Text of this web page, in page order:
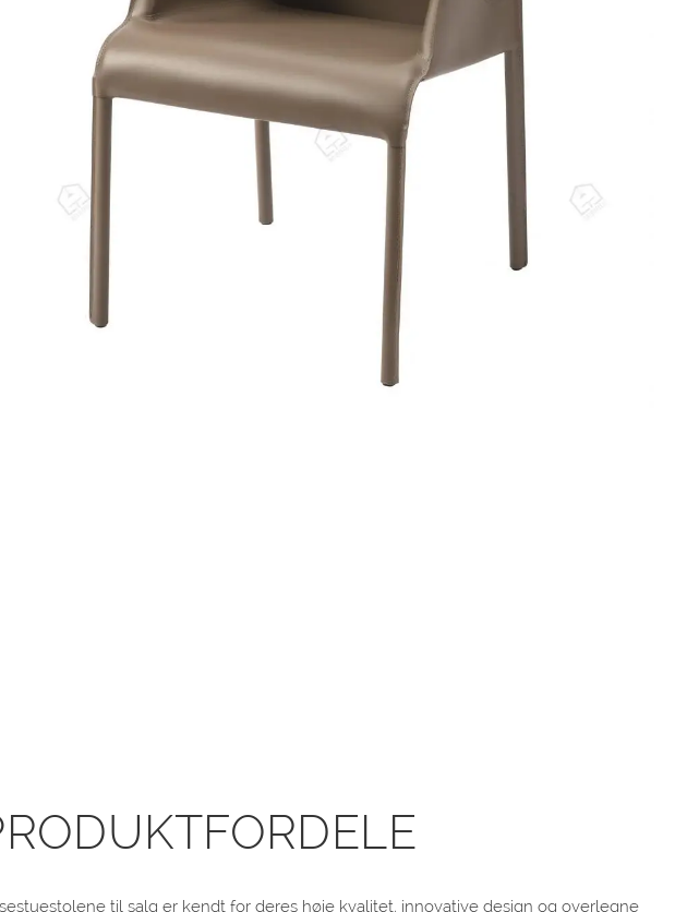
til salg er kendt for deres høje kvalitet, innovative design og overlegne